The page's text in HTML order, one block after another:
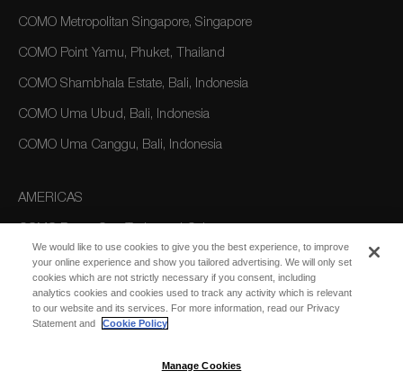
COMO Metropolitan Singapore, Singapore
COMO Point Yamu, Phuket, Thailand
COMO Shambhala Estate, Bali, Indonesia
COMO Uma Ubud, Bali, Indonesia
COMO Uma Canggu, Bali, Indonesia
AMERICAS
AUSTRALIA/OCEANIA
COMO The Treasury, Perth
We would like to use cookies to give you the best experience, to improve
your online experience and show you tailored advertising. We will only set
cookies which are not strictly necessary if you consent, including
analytics cookies and cookies used to track any activity which is relevant
to our website and its services. For more information, read our Privacy
Statement and
Cookie Policy
Manage Cookies